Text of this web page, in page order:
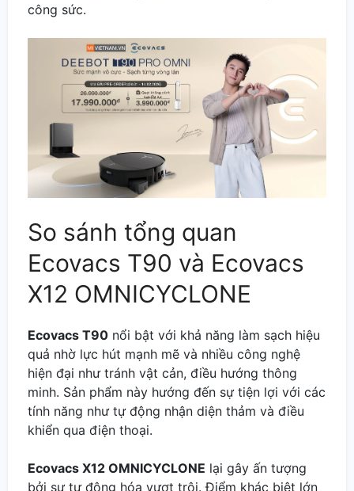
công sức.
So sánh tổng quan
Ecovacs T90 và Ecovacs
X12 OMNICYCLONE
Ecovacs T90 nổi bật với khả năng làm sạch hiệu
quả nhờ lực hút mạnh mẽ và nhiều công nghệ
hiện đại như tránh vật cản, điều hướng thông
minh. Sản phẩm này hướng đến sự tiện lợi với các
tính năng như tự động nhận diện thảm và điều
khiển qua điện thoại.
Ecovacs X12 OMNICYCLONE lại gây ấn tượng
bởi sự tự động hóa vượt trội. Điểm khác biệt lớn